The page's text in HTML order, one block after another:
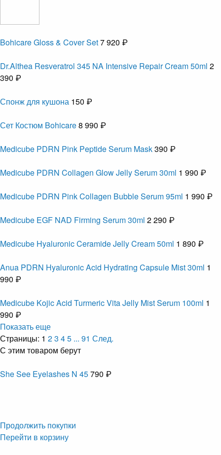
Bohicare Gloss & Cover Set7 920 ₽
Dr.Althea Resveratrol 345 NA Intensive Repair Cream 50ml 2
390 ₽
Спонж для кушона 150 ₽
Сет Костюм Bohicare8 990 ₽
Medicube PDRN Pink Peptide Serum Mask390 ₽
Medicube PDRN Collagen Glow Jelly Serum 30ml 1 990 ₽
Medicube PDRN Pink Collagen Bubble Serum 95ml 1 990 ₽
Medicube EGF NAD Firming Serum 30ml 2 290 ₽
Medicube Hyaluronic Ceramide Jelly Cream 50ml 1 890 ₽
Anua PDRN Hyaluronic Acid Hydrating Capsule Mist 30ml 1
990 ₽
Medicube Kojic Acid Turmeric Vita Jelly Mist Serum 100ml 1
990 ₽
Показать еще
Страницы: 1 23 45 ... 91 След.
С этим товаром берут
She See Eyelashes N 45790 ₽
Продолжить покупки
Перейти в корзину